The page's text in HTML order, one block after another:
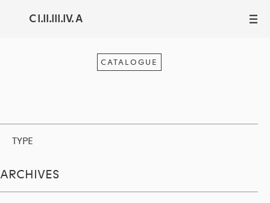
C I.II.III.IV. A III
CATALOGUE
TYPE
ARCHIVES